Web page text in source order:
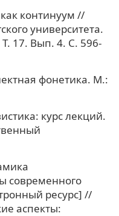
континуум //
университета.
17. Вып. 4. С. 596-
фонетика. М.:
курс лекций.
современного
ресурс] //
аспекты: